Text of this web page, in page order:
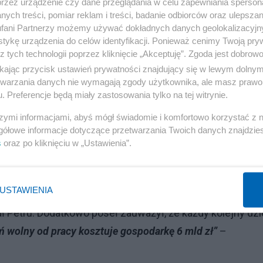
więc usiąść przy choince, bo to piękna tradycja i w ten
wszelkie granice – walczą o dzień wolny w Wigilię
dnia przy drzewku z lampkami. Jest to zwyczajna
choince, niech zrobi to w każdy swój wolny dzień,
Ryszard Petru:
miesiącach”. „Odgórne zamknięcie sklepów w
W obecnej sytuacji budżetowej liczy się każdy
Petru. Dodatkowo poseł zauważył, że każdy kolejny
wolny od pracy kosztuje gospodarkę 6 mld zł”–
treści, pomiar reklam i treści, badanie odbiorców oraz
Partnerzy możemy używać dokładnych danych
urządzenia do celów identyfikacji. Ponieważ cenimy Twoją
tych technologii poprzez kliknięcie „Akceptuję”. Zgoda jest
przycisk ustawień prywatności znajdujący się w lewym
danych nie wymagają zgody użytkownika, ale masz
Preferencje będą miały zastosowania tylko na tej witrynie.
informacjami, abyś mógł świadomie i komfortowo korzystać z
informacje dotyczące przetwarzania Twoich danych
oraz po kliknięciu w „Ustawienia”.
USTAWIENIA